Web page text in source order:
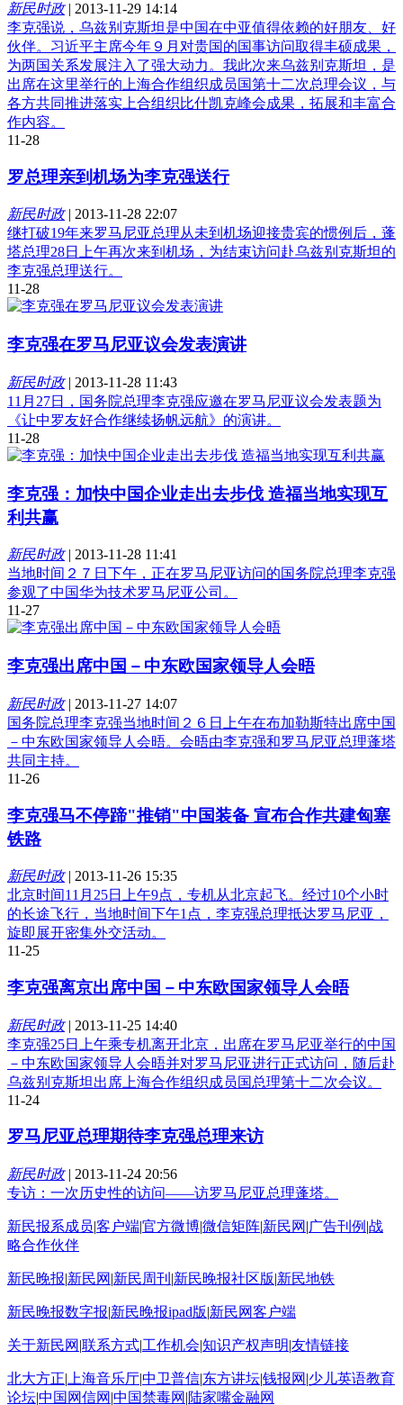
新民时政| 2013-11-29 14:14
李克强说，乌兹别克斯坦是中国在中亚值得依赖的好朋友、好
伙伴。习近平主席今年９月对贵国的国事访问取得丰硕成果，
为两国关系发展注入了强大动力。我此次来乌兹别克斯坦，是
出席在这里举行的上海合作组织成员国第十二次总理会议，与
各方共同推进落实上合组织比什凯克峰会成果，拓展和丰富合
作内容。
11-28
罗总理亲到机场为李克强送行
新民时政| 2013-11-28 22:07
继打破19年来罗马尼亚总理从未到机场迎接贵宾的惯例后，蓬
塔总理28日上午再次来到机场，为结束访问赴乌兹别克斯坦的
李克强总理送行。
11-28
李克强在罗马尼亚议会发表演讲
新民时政| 2013-11-28 11:43
11月27日，国务院总理李克强应邀在罗马尼亚议会发表题为
《让中罗友好合作继续扬帆远航》的演讲。
11-28
李克强：加快中国企业走出去步伐 造福当地实现互
利共赢
新民时政| 2013-11-28 11:41
当地时间２７日下午，正在罗马尼亚访问的国务院总理李克强
参观了中国华为技术罗马尼亚公司。
11-27
李克强出席中国－中东欧国家领导人会晤
新民时政| 2013-11-27 14:07
国务院总理李克强当地时间２６日上午在布加勒斯特出席中国
－中东欧国家领导人会晤。会晤由李克强和罗马尼亚总理蓬塔
共同主持。
11-26
李克强马不停蹄"推销"中国装备 宣布合作共建匈塞
铁路
新民时政| 2013-11-26 15:35
北京时间11月25日上午9点，专机从北京起飞。经过10个小时
的长途飞行，当地时间下午1点，李克强总理抵达罗马尼亚，
旋即展开密集外交活动。
11-25
李克强离京出席中国－中东欧国家领导人会晤
新民时政| 2013-11-25 14:40
李克强25日上午乘专机离开北京，出席在罗马尼亚举行的中国
－中东欧国家领导人会晤并对罗马尼亚进行正式访问，随后赴
乌兹别克斯坦出席上海合作组织成员国总理第十二次会议。
11-24
罗马尼亚总理期待李克强总理来访
新民时政| 2013-11-24 20:56
专访：一次历史性的访问——访罗马尼亚总理蓬塔。
新民报系成员|客户端|官方微博|微信矩阵|新民网 |广告刊例 |战
略合作伙伴
新民晚报|新民网 |新民周刊 |新民晚报社区版|新民地铁
新民晚报数字报|新民晚报ipad版|新民网客户端
关于新民网 |联系方式|工作机会|知识产权声明|友情链接
北大方正| 上海音乐厅|中卫普信|东方讲坛|钱报网 |少儿英语教育
论坛|中国网信网 |中国禁毒网 |陆家嘴金融网